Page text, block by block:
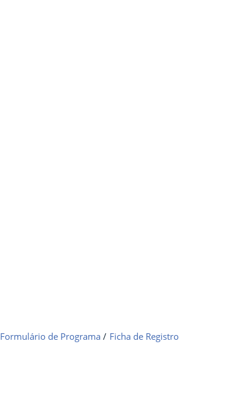
Formulário de Programa / Ficha de Registro